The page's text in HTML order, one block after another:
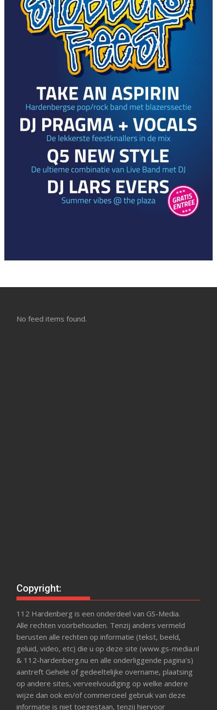
No feed items found.
Copyright:
112 Hardenberg is een onderdeel van GS-Media.
Alle rechten voorbehouden. Tenzij anders vermeld
berusten alle rechten op informatie (tekst, beeld,
geluid, video, etc) die u op deze site (www.gs-media.nl
& 112-hardenberg.nu en alle onderliggende pagina’s)
aantreft Gehele of gedeeltelijke overname, plaatsing
op andere sites, verveelvoudiging op welke andere
wijze dan ook en/of commercieel gebruik van deze
informatie is niet toegestaan, tenzij hiervoor